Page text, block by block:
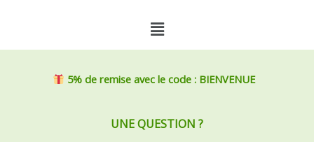
Menu
5% de remise avec le code : BIENVENUE
UNE QUESTION ?